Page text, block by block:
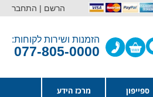
הרשם | התחבר
הזמנות ושירות לקוחות:
077-805-0000
ספייפון מרכז הידע